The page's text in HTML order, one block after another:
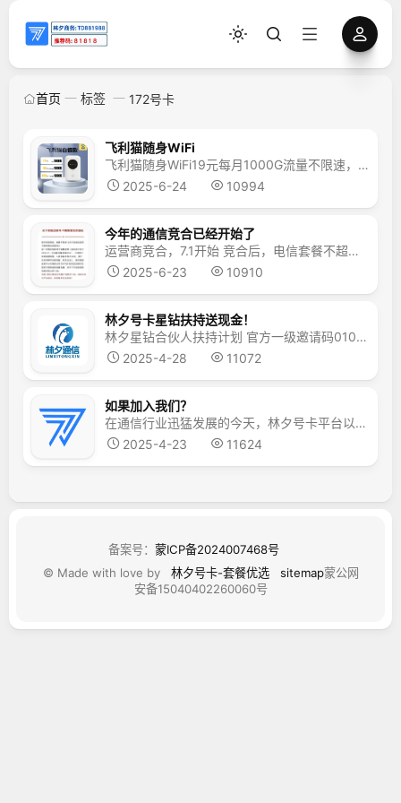
首页 标签 172号卡
飞利猫随身WiFi
飞利猫随身WiFi ​19元每月1000G流量 ​不限速，不卡顿，不预存 联通 电信双网络 玩游戏延迟低 ​每月只需要充值19（随用随充） ​设备2年质保，7天无理由退换。
2025-6-24
10994
今年的通信竞合已经开始了
运营商竞合，7.1开始 竞合后，电信套餐不超过80g ​可能会下架现有流量卡，恢复29元/80G 请需要的客户立即办理，不要等月底了
2025-6-23
10910
林夕号卡星钻扶持送现金！
林夕星钻合伙人扶持计划 官方一级邀请码010010 万千号卡·尽在林夕 1.品牌形象规范(关键基础） 直播命名标准：直播间名称须统一使用【林夕号卡xxx】命名格式 视觉展示规范:需在直播间显著位置展示【林夕品牌 LOGO】 语音厅直播补充要求:须同步展示【林夕号卡XXX+LOGO】组合标识 2.运营质量要求 每日直播时长2小时（含有效互动时长)...
2025-4-28
11072
如果加入我们？
在通信行业迅猛发展的今天，林夕号卡平台以其卓越的实力与深厚的资源积累，强势挺进市场，为众多怀揣创业梦想的人士，铺就了一条潜力无限的财富之路。 那么如果加入我们林夕号卡呢？首先我们点:注册后台完成注册。然后我们登陆林夕号卡后台。手机端登录：后台登陆。可以看到有好多套餐流量卡，分别对应不同的佣金。因为我们林夕号卡提现是不需要扣除6％，所以看到多少佣金就可以拿到多...
2025-4-23
11624
备案号： 蒙ICP备2024007468号
© Made with love by
林夕号卡-套餐优选 sitemap蒙公网
安备15040402260060号